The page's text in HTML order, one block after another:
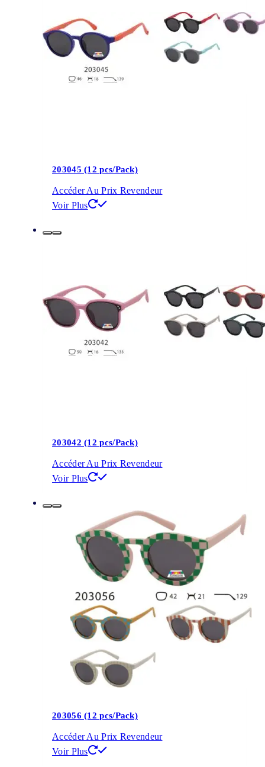
203045 (12 pcs/Pack)
Accéder Au Prix Revendeur
Voir Plus
203042 (12 pcs/Pack)
Accéder Au Prix Revendeur
Voir Plus
203056 (12 pcs/Pack)
Accéder Au Prix Revendeur
Voir Plus